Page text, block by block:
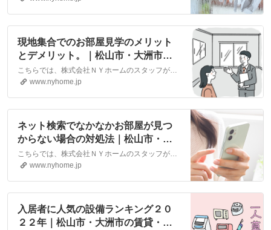
現地集合でのお部屋見学のメリット
とデメリット。｜松山市・大洲市の
賃貸・不動産なら株式会社NYホームこちらでは、株式会社ＮＹホームのスタッフが執筆したスタッフブログ記事、「現地集合でのお部屋見学のメリットとデメリット。」をご紹介しております。他にも様々なテーマの記事がありますので、お住まい探しの合間にぜひご一読ください！
www.nyhome.jp
ネット検索でなかなかお部屋が見つ
からない場合の対処法｜松山市・大
洲市の賃貸・不動産なら株式会社NY
ホーム
こちらでは、株式会社ＮＹホームのスタッフが執筆したスタッフブログ記事、「ネット検索でなかなかお部屋が見つからない場合の対処法」をご紹介しております。他にも様々なテーマの記事がありますので、お住まい探しの合間にぜひご一読ください！
www.nyhome.jp
入居者に人気の設備ランキング２０
２２年｜松山市・大洲市の賃貸・不